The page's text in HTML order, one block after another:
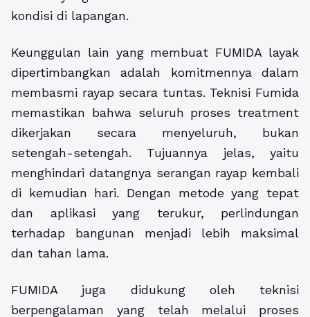
kondisi di lapangan.
Keunggulan lain yang membuat FUMIDA layak
dipertimbangkan adalah komitmennya dalam
membasmi rayap secara tuntas. Teknisi Fumida
memastikan bahwa seluruh proses treatment
dikerjakan secara menyeluruh, bukan
setengah-setengah. Tujuannya jelas, yaitu
menghindari datangnya serangan rayap kembali
di kemudian hari. Dengan metode yang tepat
dan aplikasi yang terukur, perlindungan
terhadap bangunan menjadi lebih maksimal
dan tahan lama.
FUMIDA juga didukung oleh teknisi
berpengalaman yang telah melalui proses